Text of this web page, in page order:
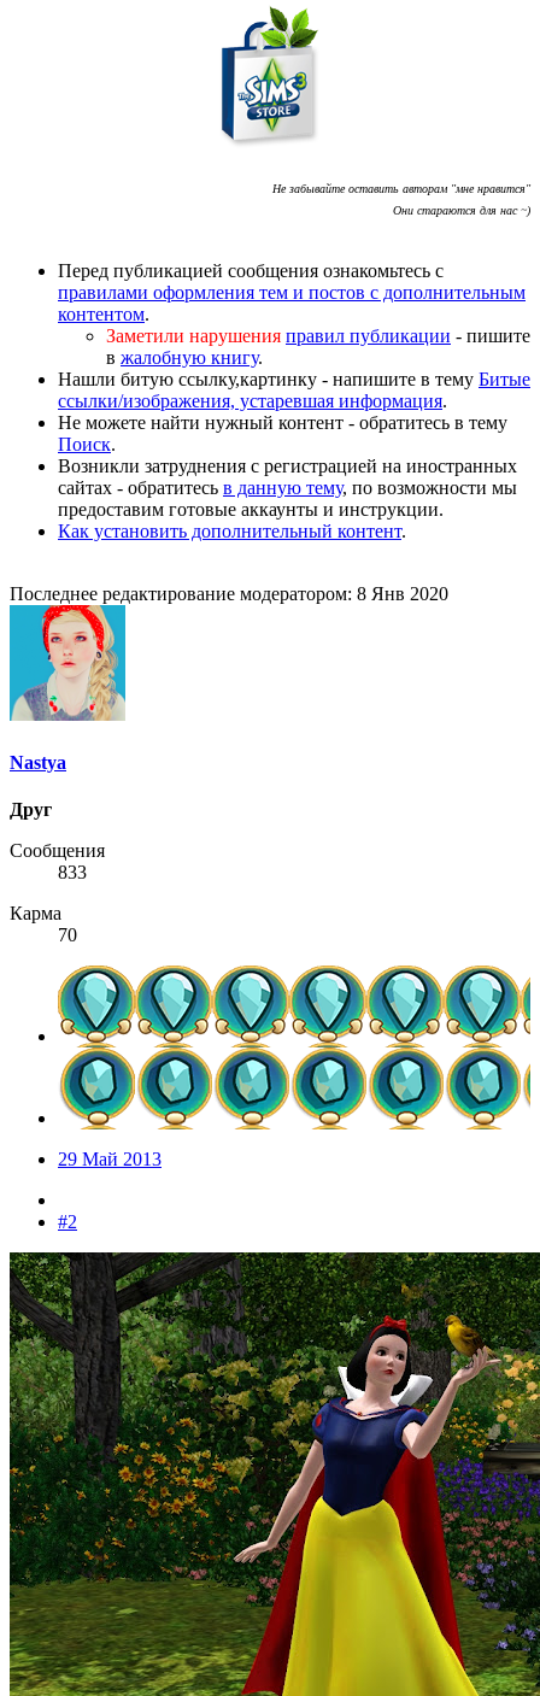
Не забывайте оставить авторам "мне нравится"
Они стараются для нас ~)
Перед публикацией сообщения ознакомьтесь с
правилами оформления тем и постов с дополнительным
контентом.
Заметили нарушения правил публикации - пишите
в жалобную книгу.
Нашли битую ссылку,картинку - напишите в тему Битые
ссылки/изображения, устаревшая информация.
Не можете найти нужный контент - обратитесь в тему
Поиск.
Возникли затруднения с регистрацией на иностранных
сайтах - обратитесь в данную тему, по возможности мы
предоставим готовые аккаунты и инструкции.
Как установить дополнительный контент.
Последнее редактирование модератором: 8 Янв 2020
Nastya
Друг
Сообщения
833
Карма
70
29 Май 2013
#2